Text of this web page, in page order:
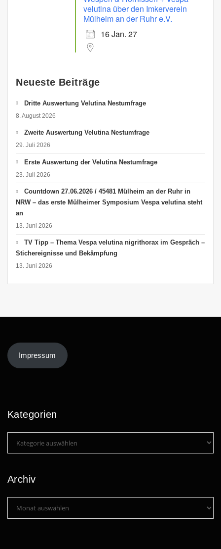
velutina über den Imkerverein
Mülheim an der Ruhr e.V.
16 Jan. 27
Neueste Beiträge
Dritte Auswertung Velutina Nestumfrage
8. August 2026
Zweite Auswertung Velutina Nestumfrage
29. Juli 2026
Erste Auswertung der Velutina Nestumfrage
23. Juli 2026
Countdown 27.06.2026 / 45481 Mülheim an der Ruhr in
NRW – das erste Mülheimer Symposium Vespa velutina steht
an
13. Juni 2026
TV Tipp – Thema Vespa velutina nigrithorax im Gespräch –
Stichereignisse und Bekämpfung
13. Juni 2026
Impressum
Kategorien
Archiv